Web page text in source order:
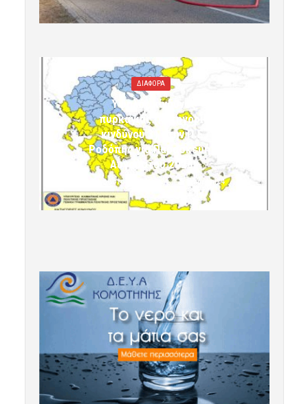
ΔΙΑΦΟΡΑ
Υψηλός κίνδυνος
πυρκαγιάς (κατηγορία
κινδύνου 3) στην Π.Ε.
Ροδόπης για Παρασκευή 7
Αυγούστου 2026»
7 Αυγούστου 2026 10:24 komotini24